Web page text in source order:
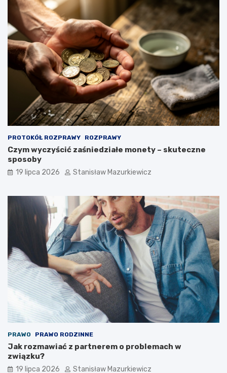
PROTOKÓŁ ROZPRAWY ROZPRAWY
Czym wyczyścić zaśniedziałe monety – skuteczne
sposoby
19 lipca 2026 Stanisław Mazurkiewicz
PRAWO PRAWO RODZINNE
Jak rozmawiać z partnerem o problemach w
związku?
19 lipca 2026 Stanisław Mazurkiewicz